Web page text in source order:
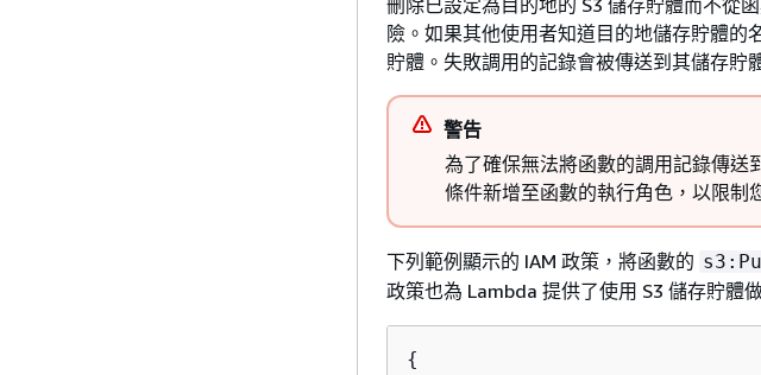
刪除已設定為目的地的 S3 儲存貯體而不從
險。如果其他使用者知道目的地儲存貯體的
貯體。失敗調用的記錄會被傳送到其儲存貯
警告
為了確保無法將函數的調用記錄傳送
條件新增至函數的執行角色，以限制
下列範例顯示的 IAM 政策，將函數的
政策也為 Lambda 提供了使用 S3 儲存貯體
{